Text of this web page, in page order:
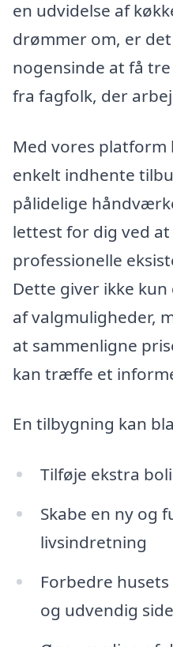
en udvidelse af
drømmer om, er
nogensinde at få
fra fagfolk, der
Med vores
enkelt indhente
pålidelige
lettest for dig ved
professionelle
Dette giver ikke
af valgmuligheder,
at sammenligne
kan træffe et
En tilbygning kan
Tilføje ekstra
Skabe en ny og
livsindretning
Forbedre
og udvendig side